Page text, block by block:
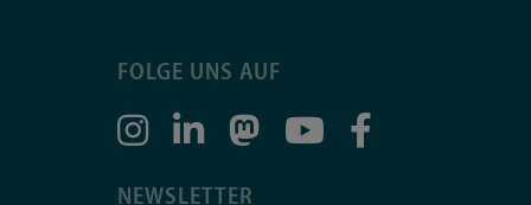
FOLGE UNS AUF
NEWSLETTER